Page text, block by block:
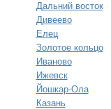
Дальний восток
Дивеево
Елец
Золотое кольцо
Иваново
Ижевск
Йошкар-Ола
Казань